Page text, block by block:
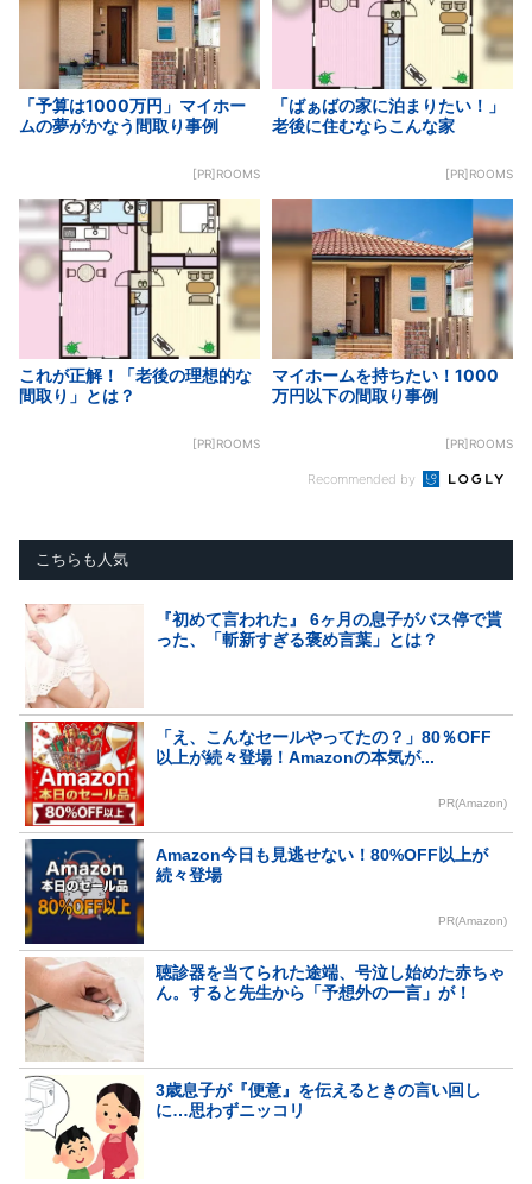
「予算は1000万円」マイホー
ムの夢がかなう間取り事例
[PR]ROOMS
「ばぁばの家に泊まりたい！」
老後に住むならこんな家
[PR]ROOMS
これが正解！「老後の理想的な
間取り」とは？
[PR]ROOMS
マイホームを持ちたい！1000
万円以下の間取り事例
[PR]ROOMS
Recommended by
こちらも人気
『初めて言われた』 6ヶ月の息子がバス停で貰
った、「斬新すぎる褒め言葉」とは？
「え、こんなセールやってたの？」80％OFF
以上が続々登場！Amazonの本気が...
PR(Amazon)
Amazon今日も見逃せない！80%OFF以上が
続々登場
PR(Amazon)
聴診器を当てられた途端、号泣し始めた赤ちゃ
ん。すると先生から「予想外の一言」が！
3歳息子が『便意』を伝えるときの言い回し
に…思わずニッコリ